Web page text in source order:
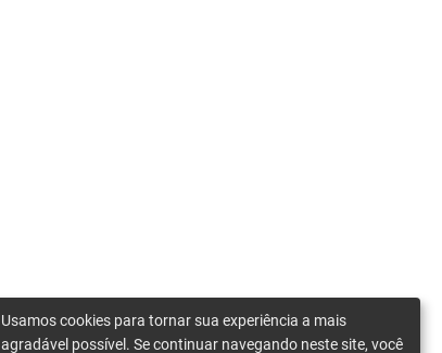
Usamos cookies para tornar sua experiência a mais
agradável possível. Se continuar navegando neste site, você